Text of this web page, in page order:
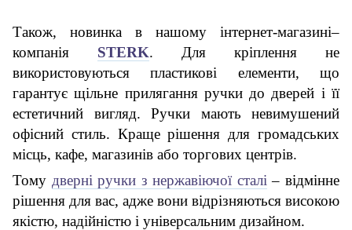
Також, новинка в нашому інтернет-магазині–
компанія STERK. Для кріплення не
використовуються пластикові елементи, що
гарантує щільне прилягання ручки до дверей і її
естетичний вигляд. Ручки мають невимушений
офісний стиль. Краще рішення для громадських
місць, кафе, магазинів або торгових центрів.
Тому дверні ручки з нержавіючої сталі – відмінне
рішення для вас, адже вони відрізняються високою
якістю, надійністю і універсальним дизайном.